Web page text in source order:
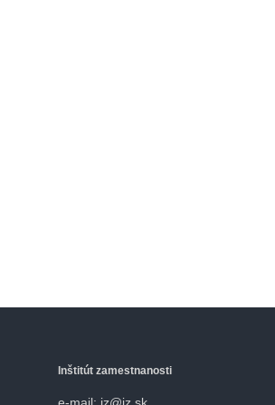
Inštitút zamestnanosti